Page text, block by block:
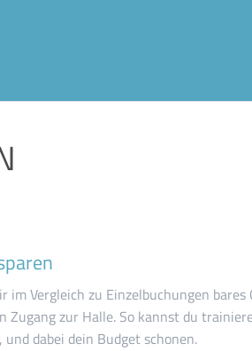
im Vergleich zu Einzelbuchungen
Zugang zur Halle. So kannst du
dabei dein Budget schonen.